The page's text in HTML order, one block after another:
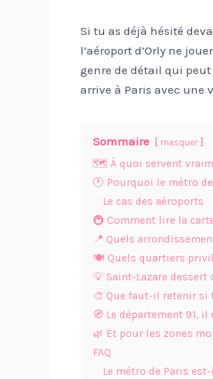
Si tu as déjà hésité
l’aéroport d’Orly ne
genre de détail qui
arrive à Paris avec une
Sommaire masquer
🗺️ À quoi servent
🕐 Pourquoi le métro
Le cas des aéroports
🚇 Comment lire la
📍 Quels
🍽️ Quels quartiers
💡 Saint-Lazare dessert
🎨 Que faut-il retenir si
🧭 Le département 91,
🌿 Et pour les zones
FAQ
Le métro de Paris